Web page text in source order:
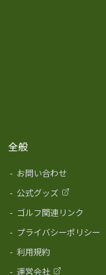
全般
- お問い合わせ
- 公式グッズ
- ゴルフ関連リンク
- プライバシーポリシー
- 利用規約
- 運営会社